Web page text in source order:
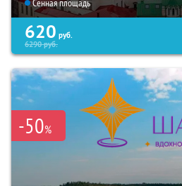
Сенная площадь
620 руб.
6290руб.
-50%